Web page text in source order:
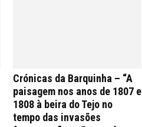
Crónicas da Barquinha – “A
paisagem nos anos de 1807 e
1808 à beira do Tejo no
tempo das invasões